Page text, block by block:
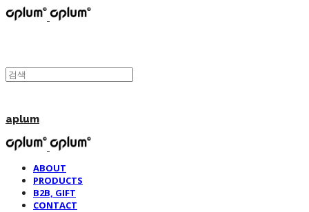
aplum
ABOUT
PRODUCTS
B2B, GIFT
CONTACT